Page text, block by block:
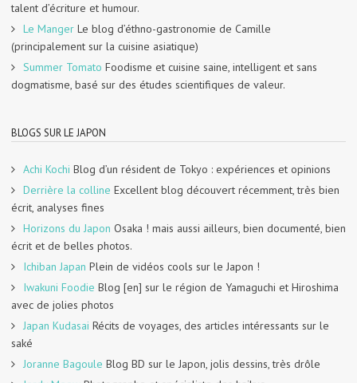
talent d’écriture et humour.
Le Manger Le blog d’éthno-gastronomie de Camille
(principalement sur la cuisine asiatique)
Summer Tomato Foodisme et cuisine saine, intelligent et sans
dogmatisme, basé sur des études scientifiques de valeur.
BLOGS SUR LE JAPON
Achi Kochi Blog d’un résident de Tokyo : expériences et opinions
Derrière la colline Excellent blog découvert récemment, très bien
écrit, analyses fines
Horizons du Japon Osaka ! mais aussi ailleurs, bien documenté, bien
écrit et de belles photos.
Ichiban Japan Plein de vidéos cools sur le Japon !
Iwakuni Foodie Blog [en] sur le région de Yamaguchi et Hiroshima
avec de jolies photos
Japan Kudasai Récits de voyages, des articles intéressants sur le
saké
Joranne Bagoule Blog BD sur le Japon, jolis dessins, très drôle